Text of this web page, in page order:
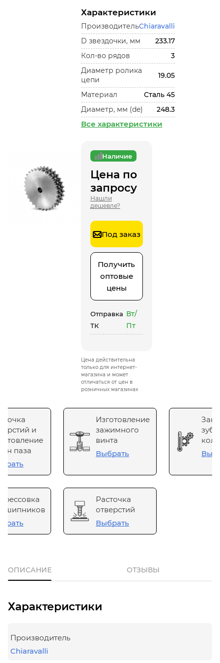
Характеристики
ПроизводительChiaravalli
D звездочки, мм
233.17
Кол-во рядов
3
Диаметр ролика
цепи
19.05
Материал
Сталь 45
Диаметр, мм (de)
248.3
Все характеристики
Наличие
Цена по
запросу
Нашли
дешевле?
Под заказ
Получить
оптовые
цены
Отправка
ТК
Вт/
Пт
Цена действительна
только для интернет-
магазина и может
отличаться от цен в
розничных магазинах
и
паза
Изготовление
зажимного
винта
Выбрать
Расточка
отверстий
Выбрать
ОПИСАНИЕ ОТЗЫВЫ
Характеристики
Производитель
Chiaravalli